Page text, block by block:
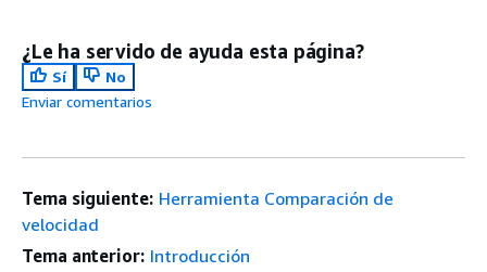
¿Le ha servido de ayuda esta página?
Sí
No
Enviar comentarios
Tema siguiente: Herramienta Comparación de
velocidad
Tema anterior: Introducción